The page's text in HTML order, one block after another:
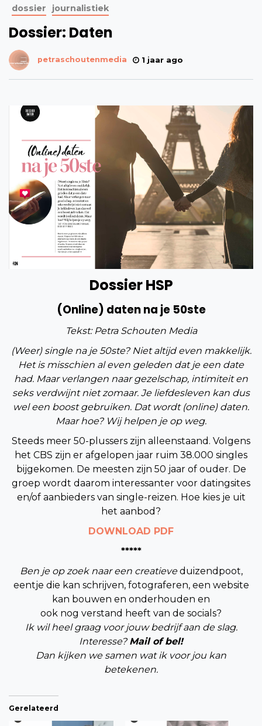
dossier journalistiek
Dossier: Daten
petraschoutenmedia 1 jaar ago
Dossier HSP
(Online) daten na je 50ste
Tekst: Petra Schouten Media
(Weer) single na je 50ste? Niet altijd even makkelijk.
Het is misschien al even geleden dat je een date
had. Maar verlangen naar gezelschap, intimiteit en
seks verdwijnt niet zomaar. Je liefdesleven kan dus
wel een boost gebruiken. Dat wordt (online) daten.
Maar hoe? Wij helpen je op weg.
Steeds meer 50-plussers zijn alleenstaand. Volgens
het CBS zijn er afgelopen jaar ruim 38.000 singles
bijgekomen. De meesten zijn 50 jaar of ouder. De
groep wordt daarom interessanter voor datingsites
en/of aanbieders van single-reizen. Hoe kies je uit
het aanbod?
DOWNLOAD PDF
*****
Ben je op zoek naar een creatieveduizendpoot,
eentje die kan schrijven, fotograferen, een website
kan bouwen en onderhouden en
ook nog verstand heeft van de socials?
Ik wil heel graag voor jouw bedrijf aan de slag.
Interesse? Mail of bel!
Dan kijken we samen wat ik voor jou kan
betekenen.
Gerelateerd